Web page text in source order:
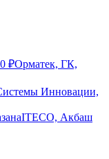
₽Орматек, ГК,
Инновации,
ITECO, Акбаш